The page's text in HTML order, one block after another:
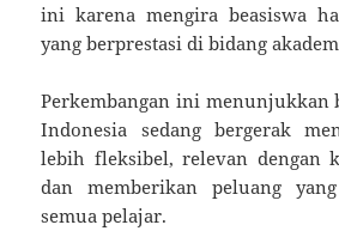
ini karena mengira beasiswa
yang berprestasi di bidang
Perkembangan ini menunjukkan
Indonesia sedang bergerak
lebih fleksibel, relevan dengan
dan memberikan peluang
semua pelajar.